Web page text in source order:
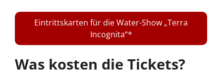
Eintrittskarten für die Water-Show „Terra
Incognita“
Was kosten die Tickets?